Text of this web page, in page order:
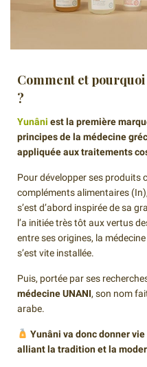
Comment et pourquoi
?
Yunâni est la première
principes de la médecine
appliquée aux traitements
Pour développer ses produits
compléments alimentaires
s’est d’abord inspirée de sa
l’a initiée très tôt aux vertus
entre ses origines, la
s’est vite installée.
Puis, portée par ses
médecine UNANI, son nom
arabe.
Yunâni va donc donner
alliant la tradition et la